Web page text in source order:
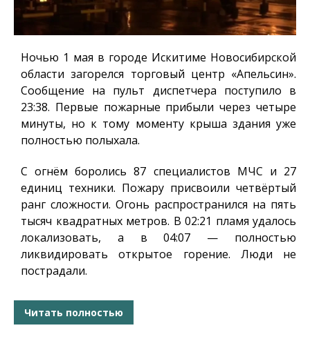
Ночью 1 мая в городе Искитиме Новосибирской
области загорелся торговый центр «Апельсин».
Сообщение на пульт диспетчера поступило в
23:38. Первые пожарные прибыли через четыре
минуты, но к тому моменту крыша здания уже
полностью полыхала.
С огнём боролись 87 специалистов МЧС и 27
единиц техники. Пожару присвоили четвёртый
ранг сложности. Огонь распространился на пять
тысяч квадратных метров. В 02:21 пламя удалось
локализовать, а в 04:07 — полностью
ликвидировать открытое горение. Люди не
пострадали.
Читать полностью